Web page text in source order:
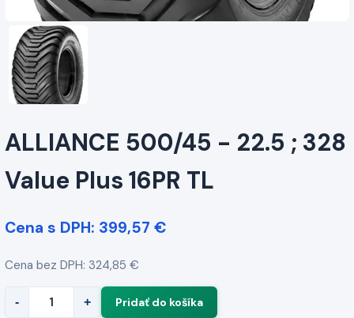
ALLIANCE 500/45 - 22.5 ; 328
Value Plus 16PR TL
Cena s DPH: 399,57 €
Cena bez DPH: 324,85 €
- +